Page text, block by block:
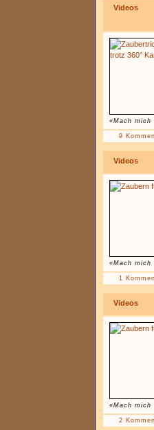
Videos
«Mach mich
9
Videos
«Mach mich
1
Videos
«Mach mich
2